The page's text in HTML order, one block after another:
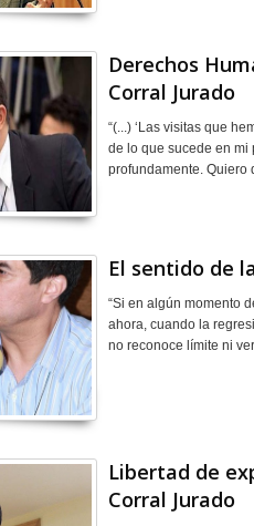
Derechos
Corral Jurado
“(...) ‘Las visitas que
de lo que sucede en mi
profundamente.
El sentido de
“Si en algún momento
ahora, cuando la
no reconoce límite ni
Libertad de
Corral Jurado